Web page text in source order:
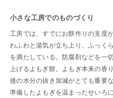
小さな工房でのものづくり
工房では、すでにお餅作りの支度
わふわと湯気が立ち上り、ふっく
を満たしている。防腐剤などを一
上げるよもぎ餅。よもぎ本来の香
後の水分の抜き加減がとても重要
準備したよもぎを温まったせいろ